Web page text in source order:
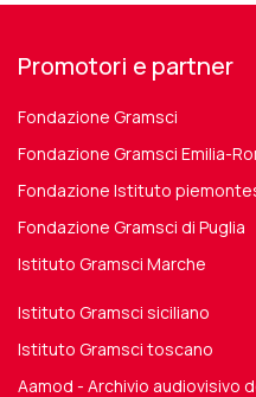
Promotori e partner
Fondazione Gramsci
Fondazione Gramsci Emilia-
Fondazione Istituto
Fondazione Gramsci di Puglia
Istituto Gramsci Marche
Istituto Gramsci siciliano
Istituto Gramsci toscano
Aamod - Archivio audiovisivo